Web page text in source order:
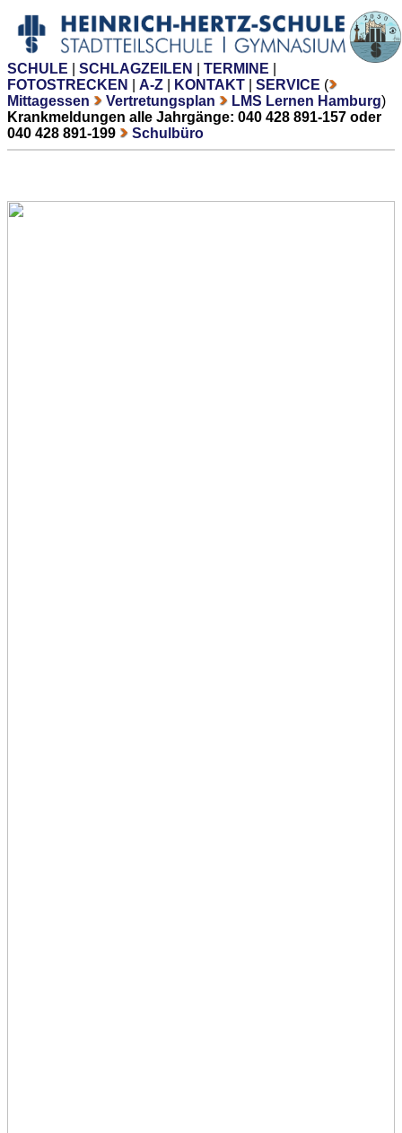
SCHULE SCHLAGZEILEN TERMINE
FOTOSTRECKEN
A-Z KONTAKT SERVICE (
Mittagessen
Vertretungsplan LMS Lernen Hamburg)
Krankmeldungen alle Jahrgänge: 040 428 891-157 oder
040 428 891-199
Schulbüro